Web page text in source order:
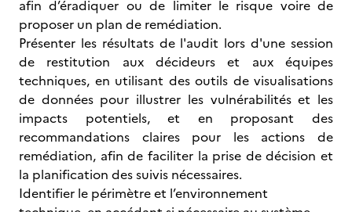
afin d’éradiquer ou de limiter le risque voire de
proposer un plan de remédiation.
Présenter les résultats de l'audit lors d'une session
de restitution aux décideurs et aux équipes
techniques, en utilisant des outils de visualisations
de données pour illustrer les vulnérabilités et les
impacts potentiels, et en proposant des
recommandations claires pour les actions de
remédiation, afin de faciliter la prise de décision et
la planification des suivis nécessaires.
Identifier le périmètre et l’environnement